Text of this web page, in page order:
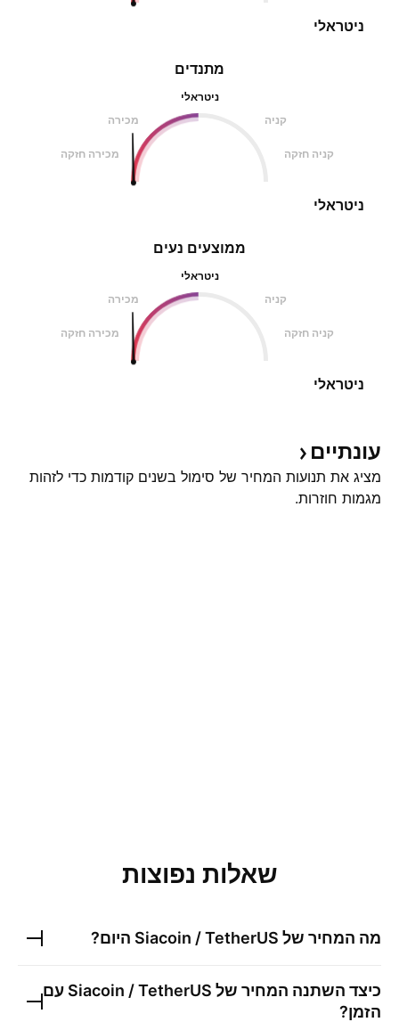
מתנדים
ניטראלי
מכירה
קניה
מכירה חזקה קניה חזקה
ניטראלי
ניטראלי
ממוצעים נעים
ניטראלי
מכירה
קניה
מכירה חזקה קניה חזקה
ניטראלי
עונתיים
מציג את תנועות המחיר של סימול בשנים קודמות כדי לזהות
מגמות חוזרות.
שאלות נפוצות
מה המחיר של Siacoin / TetherUS היום?
כיצד השתנה המחיר של Siacoin / TetherUS עם
הזמן?